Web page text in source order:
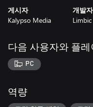
게시자
Kalypso Media
개발자
다음 사용자와 플레
PC
역량